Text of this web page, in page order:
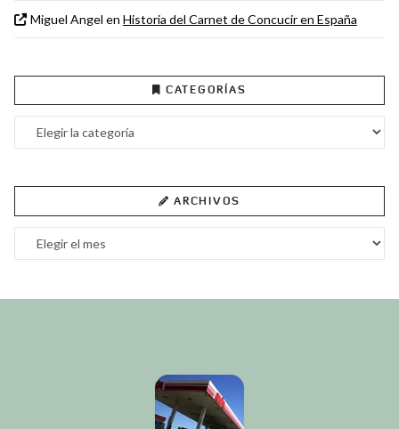
Miguel Angel en Historia del Carnet de Concucir en España
CATEGORÍAS
Categorías
ARCHIVOS
Archivos